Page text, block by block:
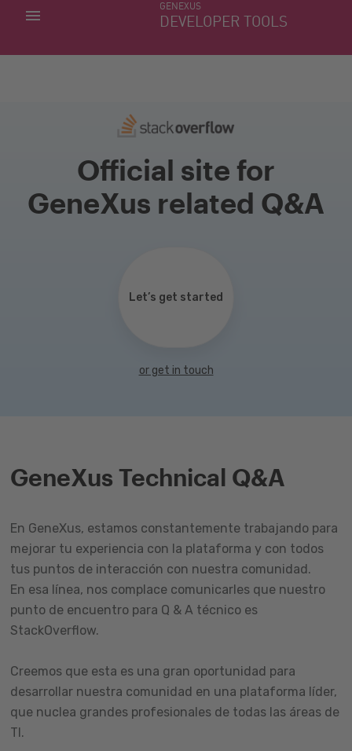
GENEXUS
DEVELOPER TOOLS
MIS APLICACIONES
Official site for
GeneXus related Q&A
Let’s get started
or get in touch
GeneXus Technical Q&A
En GeneXus, estamos constantemente trabajando para
mejorar tu experiencia con la plataforma y con todos
tus puntos de interacción con nuestra comunidad.
En esa línea, nos complace comunicarles que nuestro
punto de encuentro para Q & A técnico es
StackOverflow.
Creemos que esta es una gran oportunidad para
desarrollar nuestra comunidad en una plataforma líder,
que nuclea grandes profesionales de todas las áreas de
TI.